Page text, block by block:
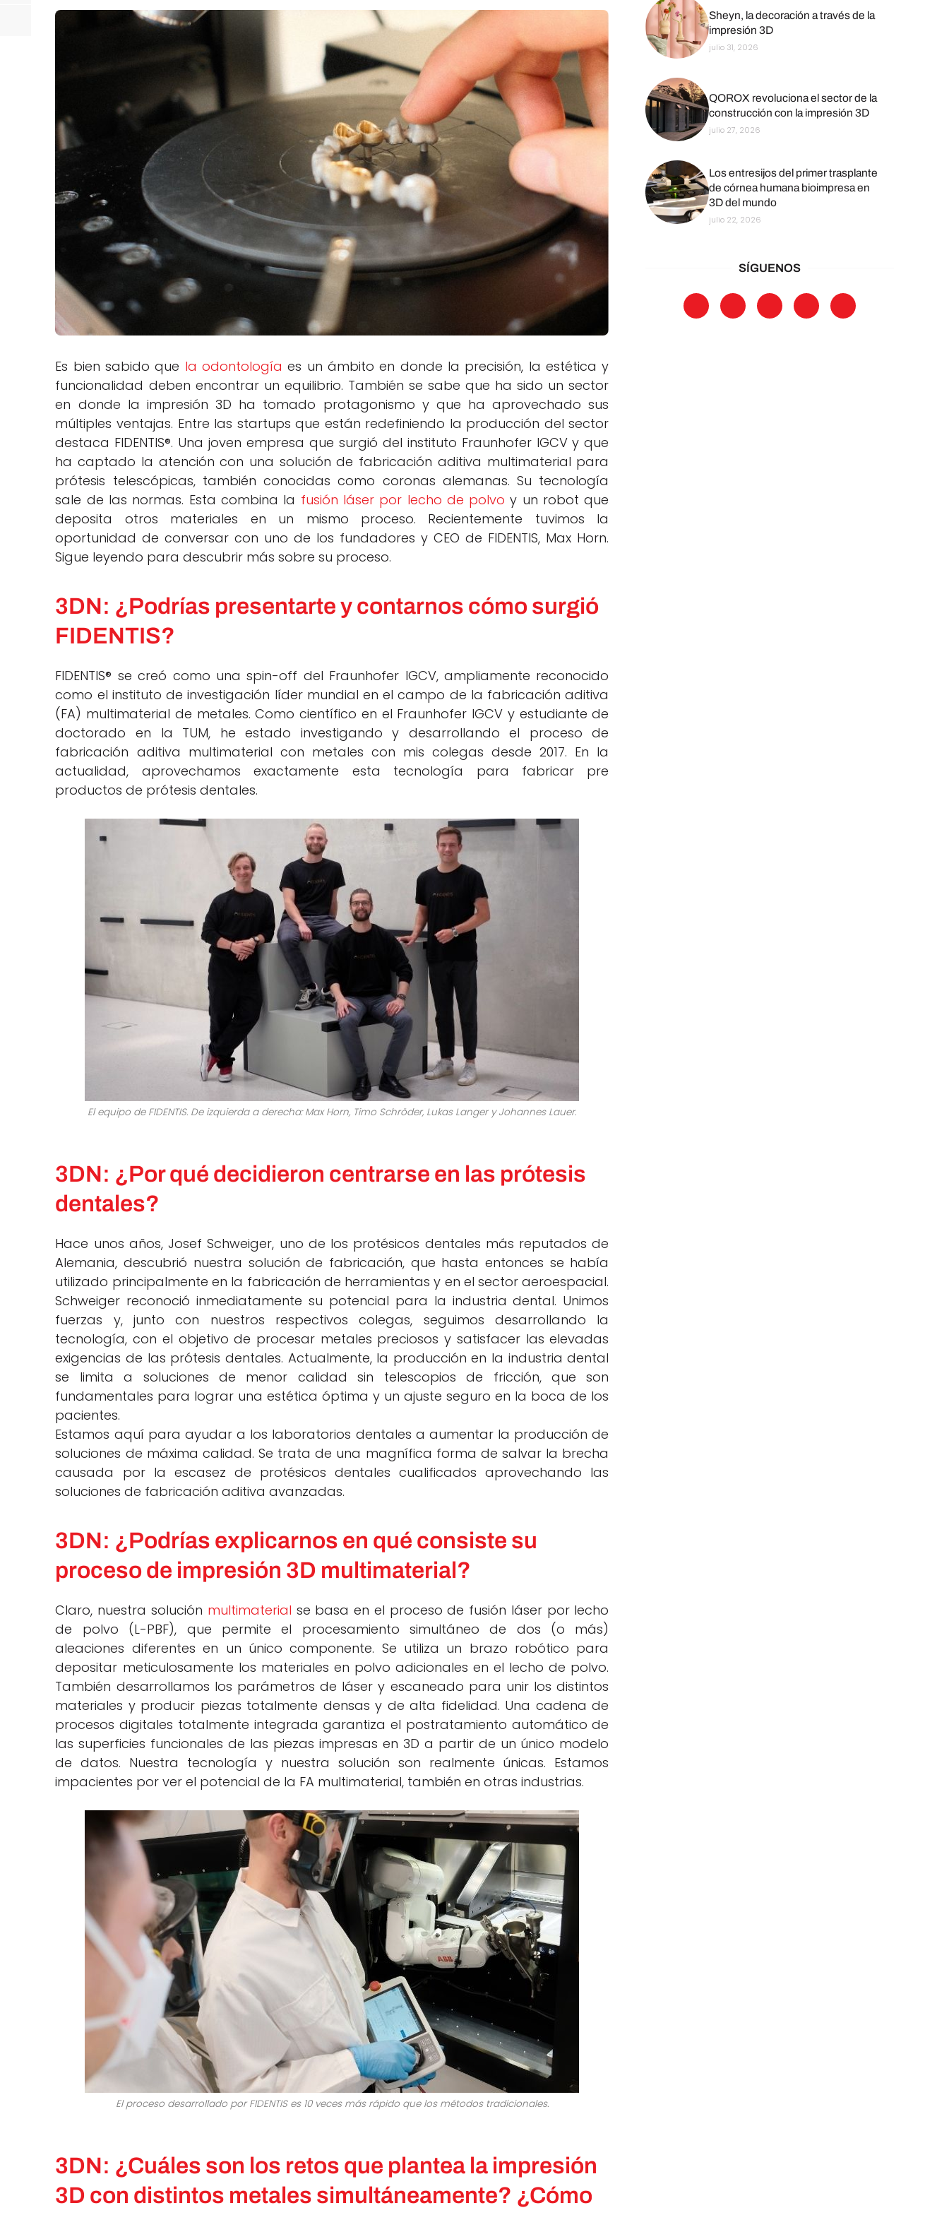
Negocios
Rankings 3D
Softwares 3D
Es bien sabido que la odontología es un ámbito en donde la precisión, la estética y
funcionalidad deben encontrar un equilibrio. También se sabe que ha sido un sector
en donde la impresión 3D ha tomado protagonismo y que ha aprovechado sus
múltiples ventajas. Entre las startups que están redefiniendo la producción del sector
destaca FIDENTIS®. Una joven empresa que surgió del instituto Fraunhofer IGCV y que
ha captado la atención con una solución de fabricación aditiva multimaterial para
prótesis telescópicas, también conocidas como coronas alemanas. Su tecnología
sale de las normas. Esta combina la fusión láser por lecho de polvo y un robot que
deposita otros materiales en un mismo proceso. Recientemente tuvimos la
oportunidad de conversar con uno de los fundadores y CEO de FIDENTIS, Max Horn.
Sigue leyendo para descubrir más sobre su proceso.
3DN: ¿Podrías presentarte y contarnos cómo surgió
FIDENTIS?
FIDENTIS® se creó como una spin-off del Fraunhofer IGCV, ampliamente reconocido
como el instituto de investigación líder mundial en el campo de la fabricación aditiva
(FA) multimaterial de metales. Como científico en el Fraunhofer IGCV y estudiante de
doctorado en la TUM, he estado investigando y desarrollando el proceso de
fabricación aditiva multimaterial con metales con mis colegas desde 2017. En la
actualidad, aprovechamos exactamente esta tecnología para fabricar pre
productos de prótesis dentales.
El equipo de FIDENTIS. De izquierda a derecha: Max Horn, Timo Schröder, Lukas Langer y Johannes Lauer.
3DN: ¿Por qué decidieron centrarse en las prótesis
dentales?
Hace unos años, Josef Schweiger, uno de los protésicos dentales más reputados de
Alemania, descubrió nuestra solución de fabricación, que hasta entonces se había
utilizado principalmente en la fabricación de herramientas y en el sector aeroespacial.
Schweiger reconoció inmediatamente su potencial para la industria dental. Unimos
fuerzas y, junto con nuestros respectivos colegas, seguimos desarrollando la
tecnología, con el objetivo de procesar metales preciosos y satisfacer las elevadas
exigencias de las prótesis dentales. Actualmente, la producción en la industria dental
se limita a soluciones de menor calidad sin telescopios de fricción, que son
fundamentales para lograr una estética óptima y un ajuste seguro en la boca de los
pacientes.
Estamos aquí para ayudar a los laboratorios dentales a aumentar la producción de
soluciones de máxima calidad. Se trata de una magnífica forma de salvar la brecha
causada por la escasez de protésicos dentales cualificados aprovechando las
soluciones de fabricación aditiva avanzadas.
3DN: ¿Podrías explicarnos en qué consiste su
proceso de impresión 3D multimaterial?
Claro, nuestra solución multimaterial se basa en el proceso de fusión láser por lecho
de polvo (L-PBF), que permite el procesamiento simultáneo de dos (o más)
aleaciones diferentes en un único componente. Se utiliza un brazo robótico para
depositar meticulosamente los materiales en polvo adicionales en el lecho de polvo.
También desarrollamos los parámetros de láser y escaneado para unir los distintos
materiales y producir piezas totalmente densas y de alta fidelidad. Una cadena de
procesos digitales totalmente integrada garantiza el postratamiento automático de
las superficies funcionales de las piezas impresas en 3D a partir de un único modelo
de datos. Nuestra tecnología y nuestra solución son realmente únicas. Estamos
impacientes por ver el potencial de la FA multimaterial, también en otras industrias.
El proceso desarrollado por FIDENTIS es 10 veces más rápido que los métodos tradicionales.
3DN: ¿Cuáles son los retos que plantea la impresión
3D con distintos metales simultáneamente? ¿Cómo
Sheyn, la decoración a través de la
impresión 3D
julio 31, 2026
QOROX revoluciona el sector de la
construcción con la impresión 3D
julio 27, 2026
Los entresijos del primer trasplante
de córnea humana bioimpresa en
3D del mundo
julio 22, 2026
SÍGUENOS